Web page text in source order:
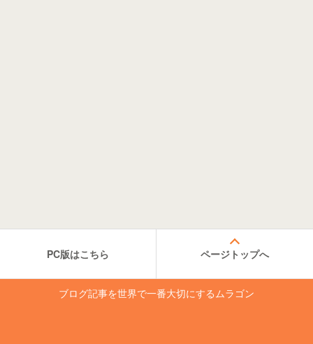
PC版はこちら ページトップへ
ブログ記事を世界で一番大切にするムラゴン